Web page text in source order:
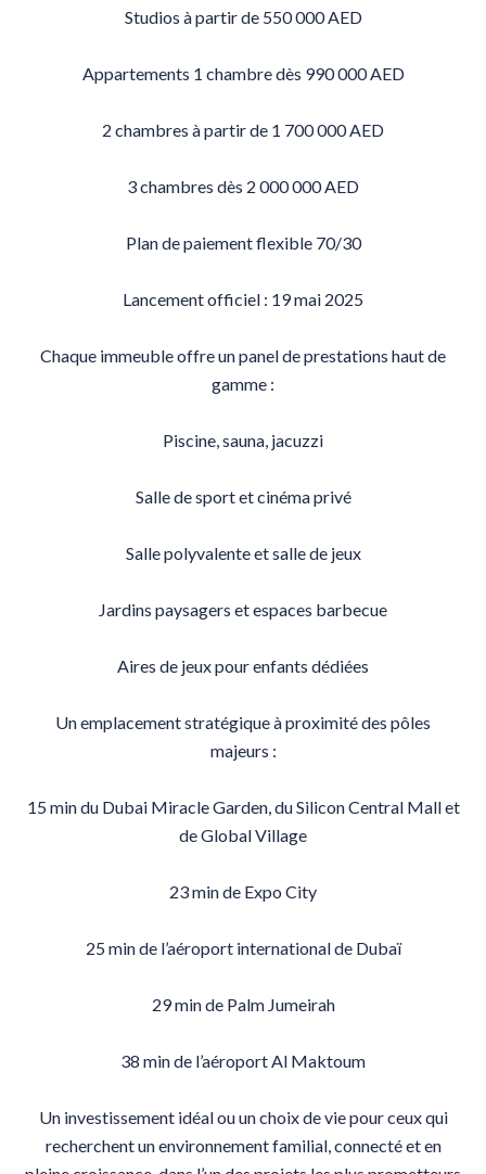
Studios à partir de 550 000 AED
Appartements 1 chambre dès 990 000 AED
2 chambres à partir de 1 700 000 AED
3 chambres dès 2 000 000 AED
Plan de paiement flexible 70/30
Lancement officiel : 19 mai 2025
Chaque immeuble offre un panel de prestations haut de
gamme :
Piscine, sauna, jacuzzi
Salle de sport et cinéma privé
Salle polyvalente et salle de jeux
Jardins paysagers et espaces barbecue
Aires de jeux pour enfants dédiées
Un emplacement stratégique à proximité des pôles
majeurs :
15 min du Dubai Miracle Garden, du Silicon Central Mall et
de Global Village
23 min de Expo City
25 min de l’aéroport international de Dubaï
29 min de Palm Jumeirah
38 min de l’aéroport Al Maktoum
Un investissement idéal ou un choix de vie pour ceux qui
recherchent un environnement familial, connecté et en